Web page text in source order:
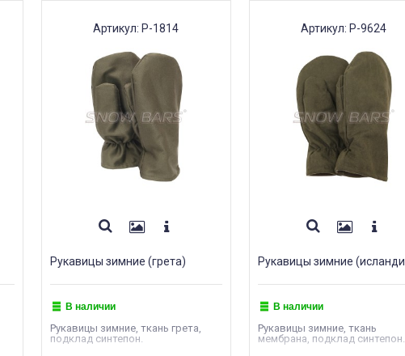
Артикул: Р-1814
Рукавицы зимние (грета)
В наличии
Рукавицы зимние, ткань грета,
подклад синтепон.
Артикул: Р-9624
Рукавицы зимние
В наличии
Рукавицы зимние, ткань
мембрана, подклад синтепон.